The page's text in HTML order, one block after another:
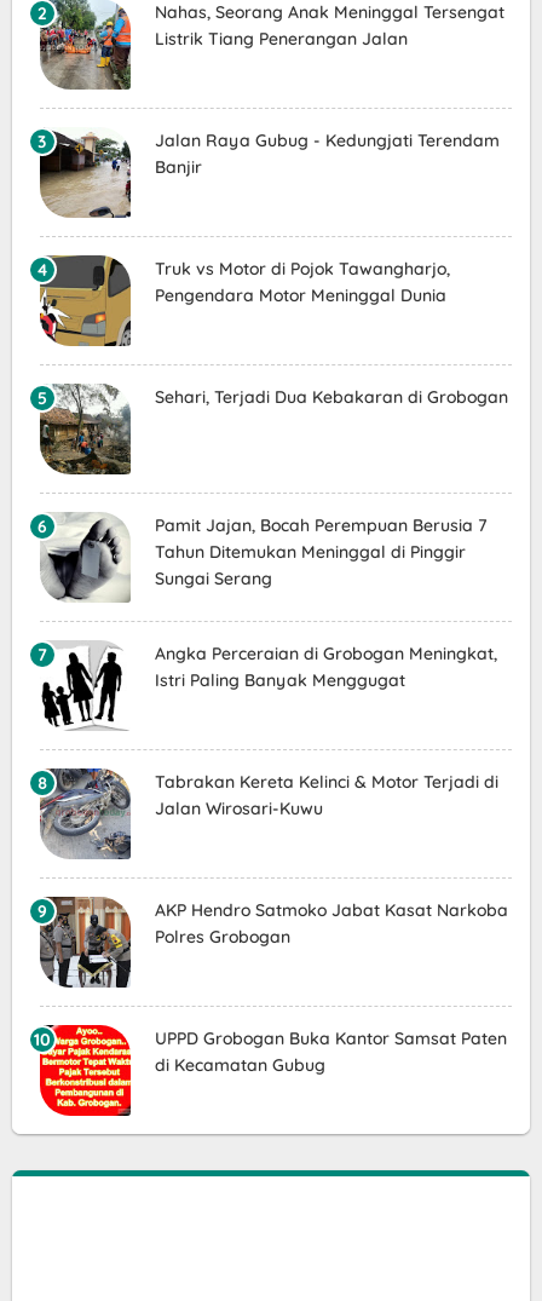
Nahas, Seorang Anak Meninggal Tersengat
Listrik Tiang Penerangan Jalan
Jalan Raya Gubug - Kedungjati Terendam
Banjir
Truk vs Motor di Pojok Tawangharjo,
Pengendara Motor Meninggal Dunia
Sehari, Terjadi Dua Kebakaran di Grobogan
Pamit Jajan, Bocah Perempuan Berusia 7
Tahun Ditemukan Meninggal di Pinggir
Sungai Serang
Angka Perceraian di Grobogan Meningkat,
Istri Paling Banyak Menggugat
Tabrakan Kereta Kelinci & Motor Terjadi di
Jalan Wirosari-Kuwu
AKP Hendro Satmoko Jabat Kasat Narkoba
Polres Grobogan
UPPD Grobogan Buka Kantor Samsat Paten
di Kecamatan Gubug